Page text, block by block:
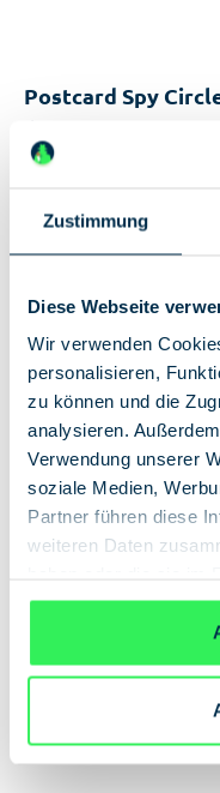
Zustimmung
Diese Webseite
Wir verwenden
personalisieren,
zu können und die
analysieren.
Verwendung unserer
soziale Medien,
Partner führen diese
weiteren Daten
gesammelt haben.
Postcard Spy
Available, delivery time:
Unique features:
A6 postcard
Pictures of
Add to
Souvenirs from
instructions using